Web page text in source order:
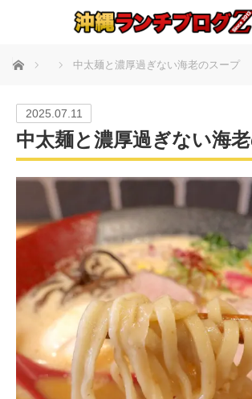
ホーム 中太麺と濃厚過ぎない海老のスープ
2025.07.11
中太麺と濃厚過ぎない海